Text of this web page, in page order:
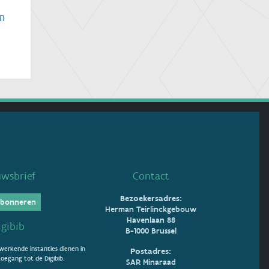
instanties dienen in
tot de Digibib.
Contact
Bezoekersadres:
Herman Teirlinckgebouw
Havenlaan 88
B-1000 Brussel
Postadres:
SAR Minaraad